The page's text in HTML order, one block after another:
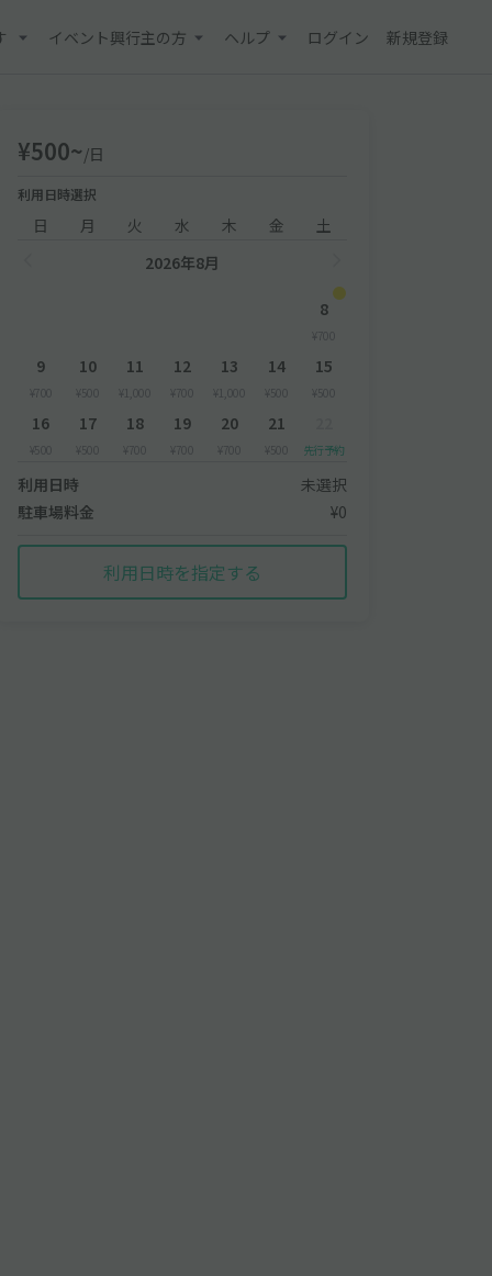
イベント興行主の方 ヘルプ ログイン 新規登録
¥500~/日
利用日時選択
日 月 火 水 木 金
土
2026年8月
8
¥700
9
¥700
10
¥500
11
¥1,000
12
¥700
13
¥1,000
14
¥500
15
¥500
16
¥500
17
¥500
18
¥700
19
¥700
20
¥700
21
¥500 先行予約
利用日時
未選択
駐車場料金
¥0
利用日時を指定する